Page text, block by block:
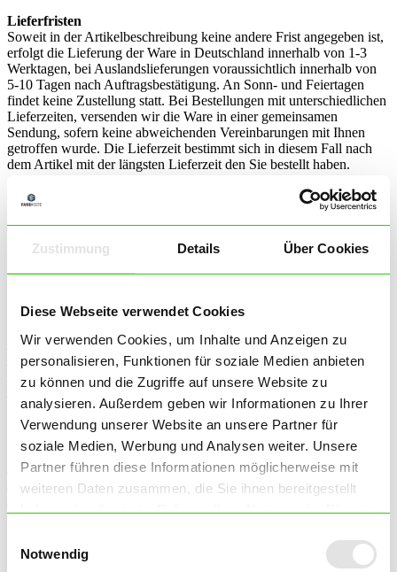
Zustimmung Details Über Cookies
Diese Webseite verwendet Cookies
Wir verwenden Cookies, um Inhalte und Anzeigen zu
personalisieren, Funktionen für soziale Medien anbieten
zu können und die Zugriffe auf unsere Website zu
analysieren. Außerdem geben wir Informationen zu Ihrer
Verwendung unserer Website an unsere Partner für
soziale Medien, Werbung und Analysen weiter. Unsere
Partner führen diese Informationen möglicherweise mit
weiteren Daten zusammen, die Sie ihnen bereitgestellt
haben oder die sie im Rahmen Ihrer Nutzung der Dienste
Notwendig
Lieferfristen
Soweit in der Artikelbeschreibung keine andere Frist angegeben ist,
erfolgt die Lieferung der Ware in Deutschland innerhalb von 1-3
Werktagen, bei Auslandslieferungen voraussichtlich innerhalb von
5-10 Tagen nach Auftragsbestätigung. An Sonn- und Feiertagen
findet keine Zustellung statt. Bei Bestellungen mit unterschiedlichen
Lieferzeiten, versenden wir die Ware in einer gemeinsamen
Sendung, sofern keine abweichenden Vereinbarungen mit Ihnen
getroffen wurde. Die Lieferzeit bestimmt sich in diesem Fall nach
dem Artikel mit der längsten Lieferzeit den Sie bestellt haben.
Bei Selbstabholung informieren wir Sie per E-Mail über die
Bereitstellung der Ware und die Abholmöglichkeiten. In diesem Fall
werden keine Versandkosten berechnet.
Zahlungsinformationen
Zahlungsmöglichkeiten:
– SOFORT Überweisung
– Vorkasse per Überweisung
– Zahlung per PayPal Express
– Barzahlung bei Selbstabholung
Bei Lieferungen ins Europäsche Ausland gibt es für Sie
folgende Zahlungsmöglichkeiten:
– SOFORT Überweisung
– Vorkasse per Überweisung
info@farbkiste.com